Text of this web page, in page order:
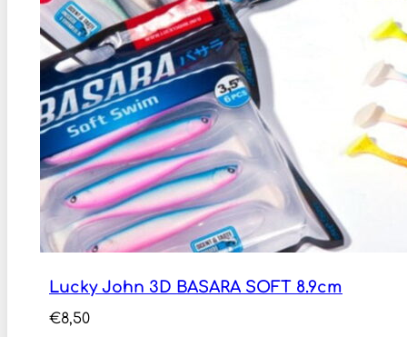
Lucky John 3D BASARA SOFT 8.9cm
€8,50